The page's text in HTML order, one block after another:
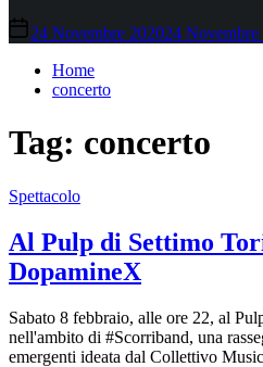
24 Novembre 202024 Novembre
Home
concerto
Tag: concerto
Spettacolo
Al Pulp di Settimo
DopamineX
Sabato 8 febbraio, alle ore 22, al
nell'ambito di #Scorriband, una
emergenti ideata dal Collettivo